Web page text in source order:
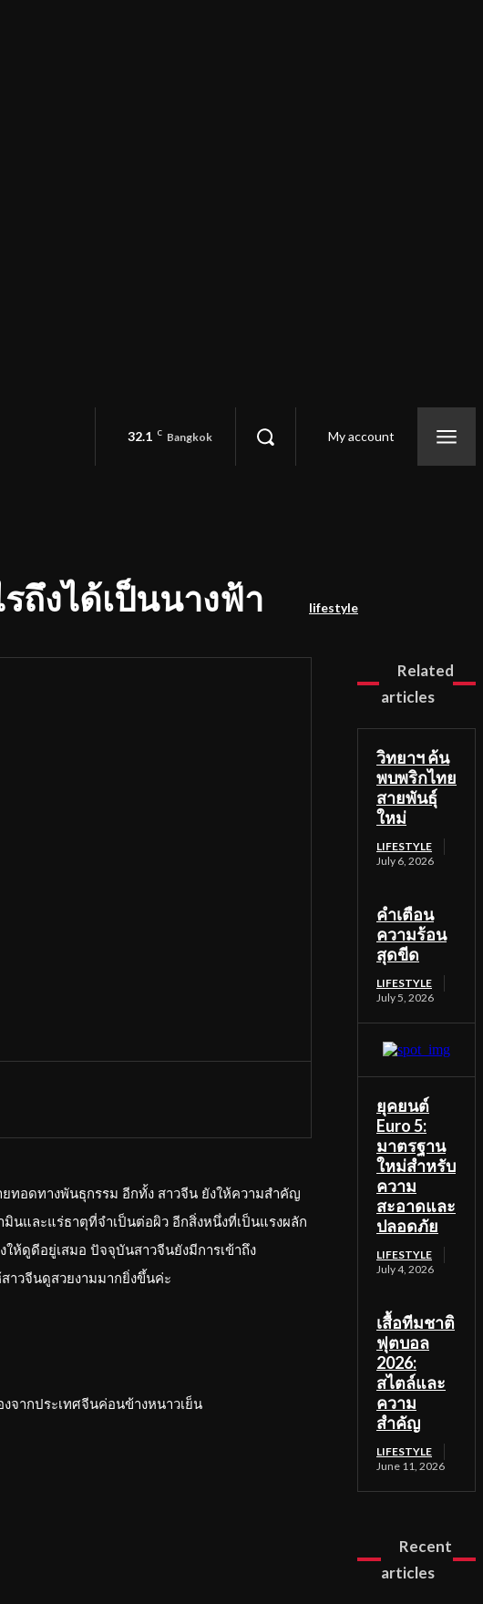
32.1 C Bangkok My account
ถึงได้เป็นนางฟ้า lifestyle
ทอดทางพันธุกรรม อีกทั้ง สาวจีน ยังให้ความสำคัญ
นและแร่ธาตุที่จำเป็นต่อผิว อีกสิ่งหนึ่งที่เป็นแรงผลัก
ห้ดูดีอยู่เสมอ ปัจจุบันสาวจีนยังมีการเข้าถึง
าวจีนดูสวยงามมากยิ่งขึ้นค่ะ
จากประเทศจีนค่อนข้างหนาวเย็น
Related
articles
วิทยาฯ ค้น
พบพริกไทย
สายพันธุ์
ใหม่
LIFESTYLE
July 6, 2026
คำเตือน
ความร้อน
สุดขีด
LIFESTYLE
July 5, 2026
ยุคยนต์
Euro 5:
มาตรฐาน
ใหม่สำหรับ
ความ
สะอาดและ
ปลอดภัย
LIFESTYLE
July 4, 2026
เสื้อทีมชาติ
ฟุตบอล
2026:
สไตล์และ
ความ
สำคัญ
LIFESTYLE
June 11, 2026
Recent
articles